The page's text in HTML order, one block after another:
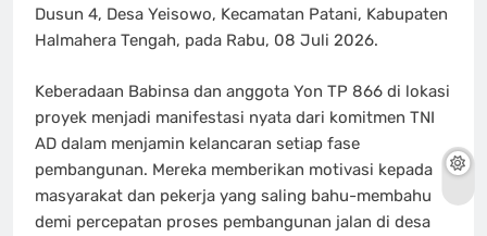
Dusun 4, Desa Yeisowo, Kecamatan Patani, Kabupaten
Halmahera Tengah, pada Rabu, 08 Juli 2026.
Keberadaan Babinsa dan anggota Yon TP 866 di lokasi
proyek menjadi manifestasi nyata dari komitmen TNI
AD dalam menjamin kelancaran setiap fase
pembangunan. Mereka memberikan motivasi kepada
masyarakat dan pekerja yang saling bahu-membahu
demi percepatan proses pembangunan jalan di desa